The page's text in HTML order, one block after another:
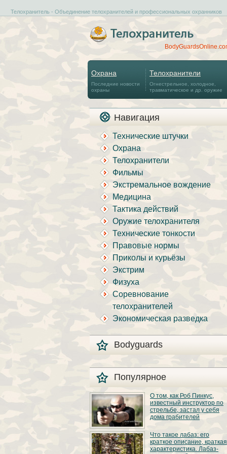
Телохранитель - Объединение телохранителей и профессиональных охранников
Охрана
Последние новости
охраны
Телохранители
Огнестрельное, холодное,
травматическое и др. оружие
Навигация
Технические штучки
Охрана
Телохранители
Фильмы
Экстремальное вождение
Медицина
Тактика действий
Оружие телохранителя
Технические тонкости
Правовые нормы
Приколы и курьёзы
Экстрим
Физуха
Соревнование
телохранителей
Экономическая разведка
Bodyguards
Популярное
О том, как Роб Пинкус,
известный инструктор по
стрельбе, застал у себя
дома грабителей
Вот вы всё говорите:
«В США круто, там
можно любого
постороннего в своём
Что такое лабаз: его
краткое описание, краткая
характеристика. Лабаз-